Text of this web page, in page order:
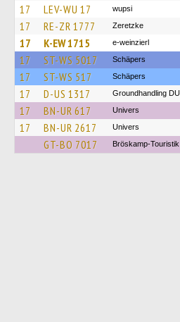
17 LEV-WU 17 wupsi
17 RE-ZR 1777 Zeretzke
17 K-EW 1715 e-weinzierl
17 ST-WS 5017 Schäpers
17 ST-WS 517 Schäpers
17 D-US 1317 Groundhandling
17 BN-UR 617 Univers
17 BN-UR 2617 Univers
GT-BO 7017 Bröskamp-Touristik